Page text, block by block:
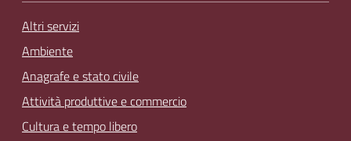
Altri servizi
Ambiente
Anagrafe e stato civile
Attività produttive e commercio
Cultura e tempo libero